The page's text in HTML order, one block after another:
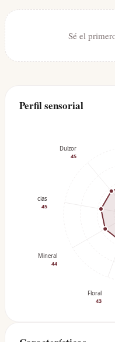
Sé el
Perfil sensorial
Floral
43
Mineral
44
Especias
45
Dulzor
45